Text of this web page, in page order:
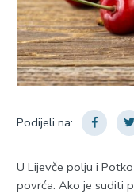
Podijeli na:
U Lijevče polju i
povrća. Ako je suditi